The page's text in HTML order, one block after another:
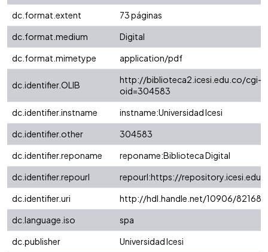
dc.format.extent
73 páginas
dc.format.medium
Digital
dc.format.mimetype
application/pdf
dc.identifier.OLIB
http://biblioteca2.icesi.edu.co/cgi-
oid=304583
dc.identifier.instname
instname:Universidad Icesi
dc.identifier.other
304583
dc.identifier.reponame
reponame:Biblioteca Digital
dc.identifier.repourl
repourl:https://
dc.identifier.uri
http://hdl.handle.net/10906/82168
dc.language.iso
spa
dc.publisher
Universidad Icesi